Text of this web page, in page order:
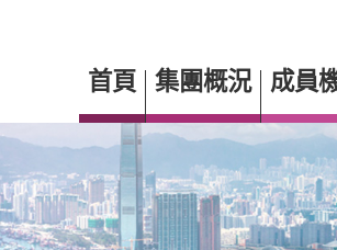
首頁 集團概況 成員